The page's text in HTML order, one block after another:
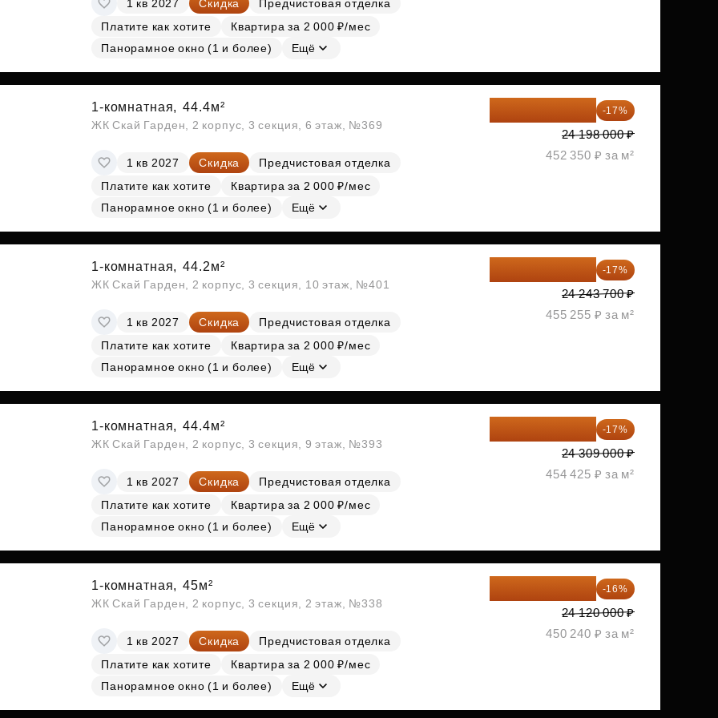
Субсидии
1 кв 2027 Скидка
Предчистовая отделка
Платите как хотите
Квартира за 2 000 ₽/мес
Панорамное окно (1 и более)
Ещё
1-комнатная, 44.4м²
ЖК Скай Гарден, 2 корпус, 3 секция, 6 этаж, №369
1 кв 2027 Скидка
Предчистовая отделка
Платите как хотите
Квартира за 2 000 ₽/мес
Панорамное окно (1 и более)
Ещё
-17%
24 198 000 ₽
452 350 ₽ за м²
1-комнатная, 44.2м²
ЖК Скай Гарден, 2 корпус, 3 секция, 10 этаж, №401
1 кв 2027 Скидка
Предчистовая отделка
Платите как хотите
Квартира за 2 000 ₽/мес
Панорамное окно (1 и более)
Ещё
-17%
24 243 700 ₽
455 255 ₽ за м²
1-комнатная, 44.4м²
ЖК Скай Гарден, 2 корпус, 3 секция, 9 этаж, №393
1 кв 2027 Скидка
Предчистовая отделка
Платите как хотите
Квартира за 2 000 ₽/мес
Панорамное окно (1 и более)
Ещё
-17%
24 309 000 ₽
454 425 ₽ за м²
1-комнатная, 45м²
ЖК Скай Гарден, 2 корпус, 3 секция, 2 этаж, №338
1 кв 2027 Скидка
Предчистовая отделка
Платите как хотите
Квартира за 2 000 ₽/мес
Панорамное окно (1 и более)
Ещё
-16%
24 120 000 ₽
450 240 ₽ за м²